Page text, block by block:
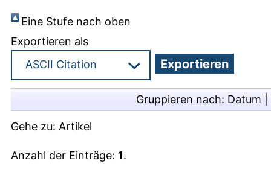
Eine Stufe nach oben
Exportieren als
Gruppieren nach: Datum
Gehe zu: Artikel
Anzahl der Einträge: 1.